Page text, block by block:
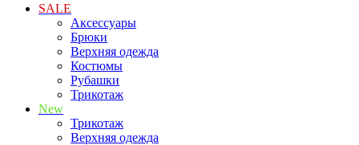
SALE
Аксессуары
Брюки
Верхняя одежда
Костюмы
Рубашки
Трикотаж
New
Трикотаж
Верхняя одежда